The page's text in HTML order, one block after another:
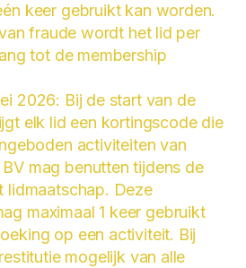
keer gebruikt kan worden.
fraude wordt het lid per
tot de membership
2026: Bij de start van de
elk lid een kortingscode die
activiteiten van
mag benutten tijdens de
lidmaatschap. Deze
maximaal 1 keer gebruikt
op een activiteit. Bij
mogelijk van alle